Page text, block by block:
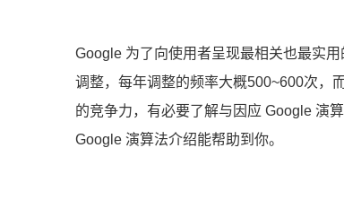
Google 为了向使用者呈现最相关也最实
调整，每年调整的频率大概500~600次，
的竞争力，有必要了解与因应 Google 演
Google 演算法介绍能帮助到你。